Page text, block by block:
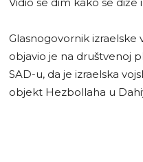
Glasnogovornik izraelske
objavio je na društvenoj
SAD-u, da je izraelska
objekt Hezbollaha u